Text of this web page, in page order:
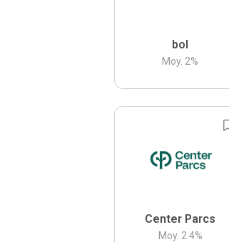
bol
Moy. 2%
Center Parcs
Moy. 2.4%